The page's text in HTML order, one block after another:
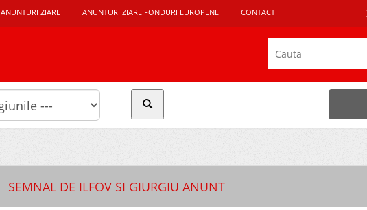
ANUNTURI ZIARE ANUNTURI ZIARE FONDURI EUROPENE CONTACT
SEMNAL DE ILFOV SI GIURGIU ANUNT